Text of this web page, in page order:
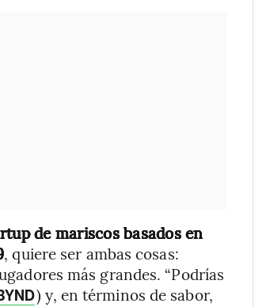
de mariscos basados en
, quiere ser ambas cosas:
más grandes. “Podrías
) y, en términos de sabor,